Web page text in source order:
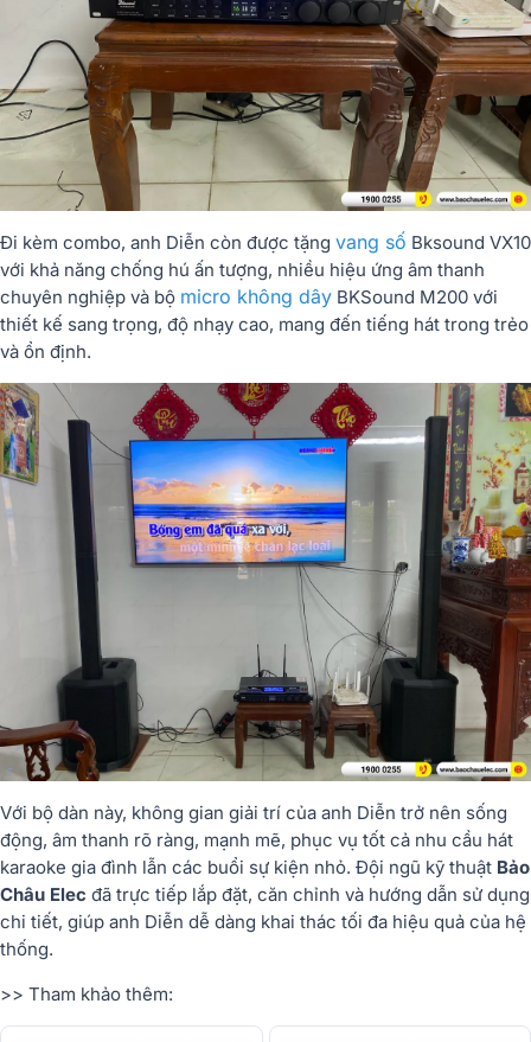
Đi kèm combo, anh Diễn còn được tặng vang số Bksound VX10
với khả năng chống hú ấn tượng, nhiều hiệu ứng âm thanh
chuyên nghiệp và bộ micro không dây BKSound M200 với
thiết kế sang trọng, độ nhạy cao, mang đến tiếng hát trong trẻo
và ổn định.
Với bộ dàn này, không gian giải trí của anh Diễn trở nên sống
động, âm thanh rõ ràng, mạnh mẽ, phục vụ tốt cả nhu cầu hát
karaoke gia đình lẫn các buổi sự kiện nhỏ. Đội ngũ kỹ thuật Bảo
Châu Elec đã trực tiếp lắp đặt, căn chỉnh và hướng dẫn sử dụng
chi tiết, giúp anh Diễn dễ dàng khai thác tối đa hiệu quả của hệ
thống.
>> Tham khảo thêm: